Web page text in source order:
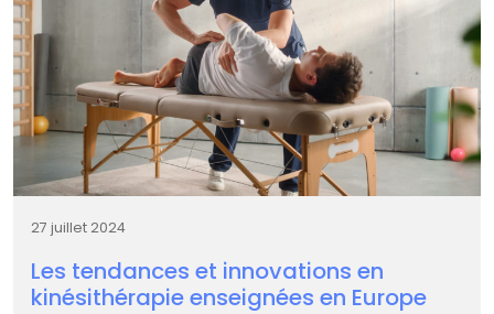
27 juillet 2024
Les tendances et innovations en
kinésithérapie enseignées en Europe